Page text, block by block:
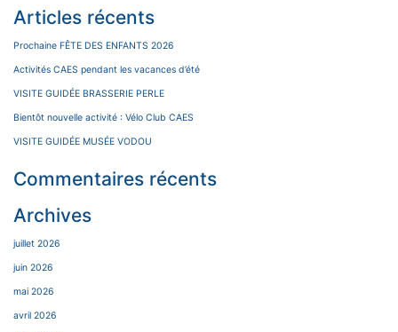
Articles récents
Prochaine FÊTE DES ENFANTS 2026
Activités CAES pendant les vacances d’été
VISITE GUIDÉE BRASSERIE PERLE
Bientôt nouvelle activité : Vélo Club CAES
VISITE GUIDÉE MUSÉE VODOU
Commentaires récents
Archives
juillet 2026
juin 2026
mai 2026
avril 2026